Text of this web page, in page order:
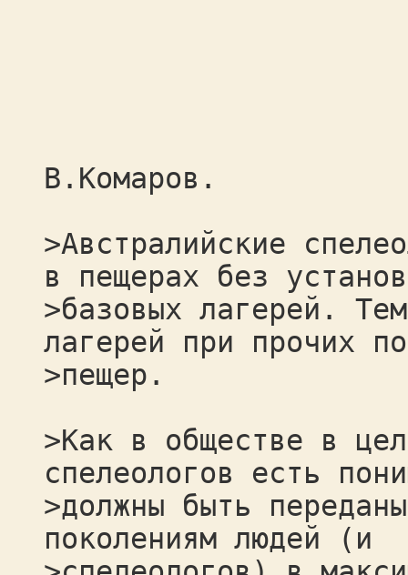
В.Комаров.
>Австралийские
в пещерах без
>базовых лагерей.
лагерей при прочих
>пещер.
>Как в обществе в
спелеологов есть
>должны быть
поколениям людей (и